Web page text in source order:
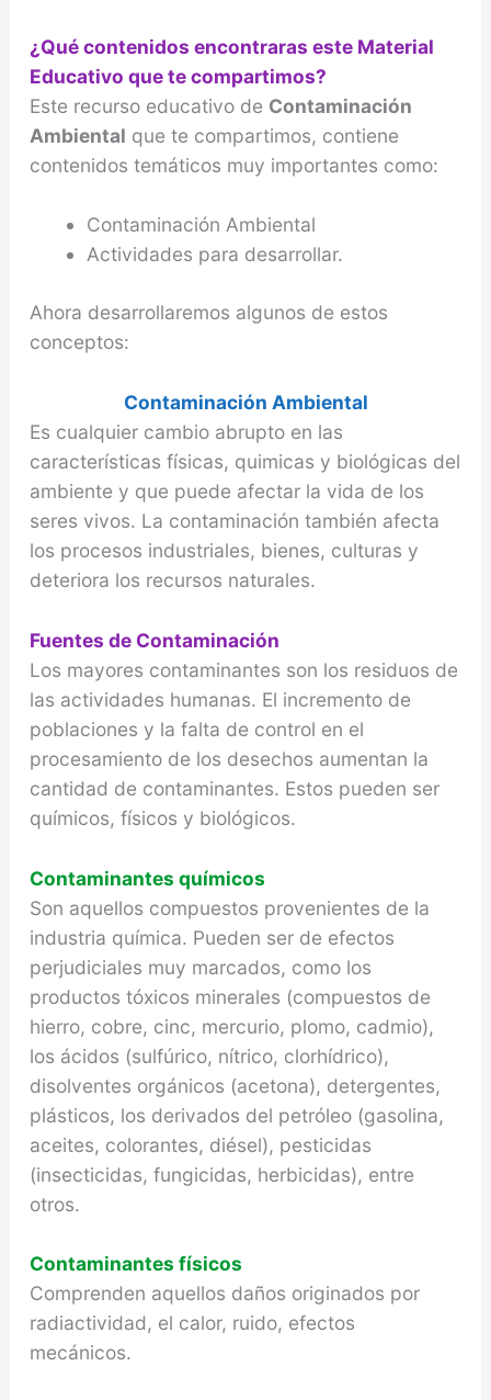
¿Qué contenidos encontraras este Material
Educativo que te compartimos?
Este recurso educativo de Contaminación
Ambiental que te compartimos, contiene
contenidos temáticos muy importantes como:
Contaminación Ambiental
Actividades para desarrollar.
Ahora desarrollaremos algunos de estos
conceptos:
Contaminación Ambiental
Es cualquier cambio abrupto en las
características físicas, quimicas y biológicas del
ambiente y que puede afectar la vida de los
seres vivos. La contaminación también afecta
los procesos industriales, bienes, culturas y
deteriora los recursos naturales.
Fuentes de Contaminación
Los mayores contaminantes son los residuos de
las actividades humanas. El incremento de
poblaciones y la falta de control en el
procesamiento de los desechos aumentan la
cantidad de contaminantes. Estos pueden ser
químicos, físicos y biológicos.
Contaminantes químicos
Son aquellos compuestos provenientes de la
industria química. Pueden ser de efectos
perjudiciales muy marcados, como los
productos tóxicos minerales (compuestos de
hierro, cobre, cinc, mercurio, plomo, cadmio),
los ácidos (sulfúrico, nítrico, clorhídrico),
disolventes orgánicos (acetona), detergentes,
plásticos, los derivados del petróleo (gasolina,
aceites, colorantes, diésel), pesticidas
(insecticidas, fungicidas, herbicidas), entre
otros.
Contaminantes físicos
Comprenden aquellos daños originados por
radiactividad, el calor, ruido, efectos
mecánicos.